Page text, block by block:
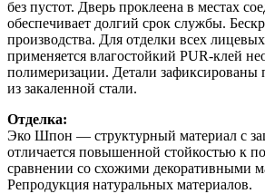
без пустот. Дверь проклеена в местах
обеспечивает долгий срок службы.
производства. Для отделки всех
применяется влагостойкий PUR-клей
полимеризации. Детали
из закаленной стали.
Отделка:
Эко Шпон — структурный материал с
отличается повышенной стойкостью к
сравнении со схожими декоративными
Репродукция натуральных материалов.